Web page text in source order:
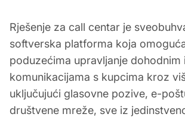
Rješenje za call centar je
softverska platforma koja
poduzećima upravljanje dohodnim
komunikacijama s kupcima kroz
uključujući glasovne pozive, e-
društvene mreže, sve iz